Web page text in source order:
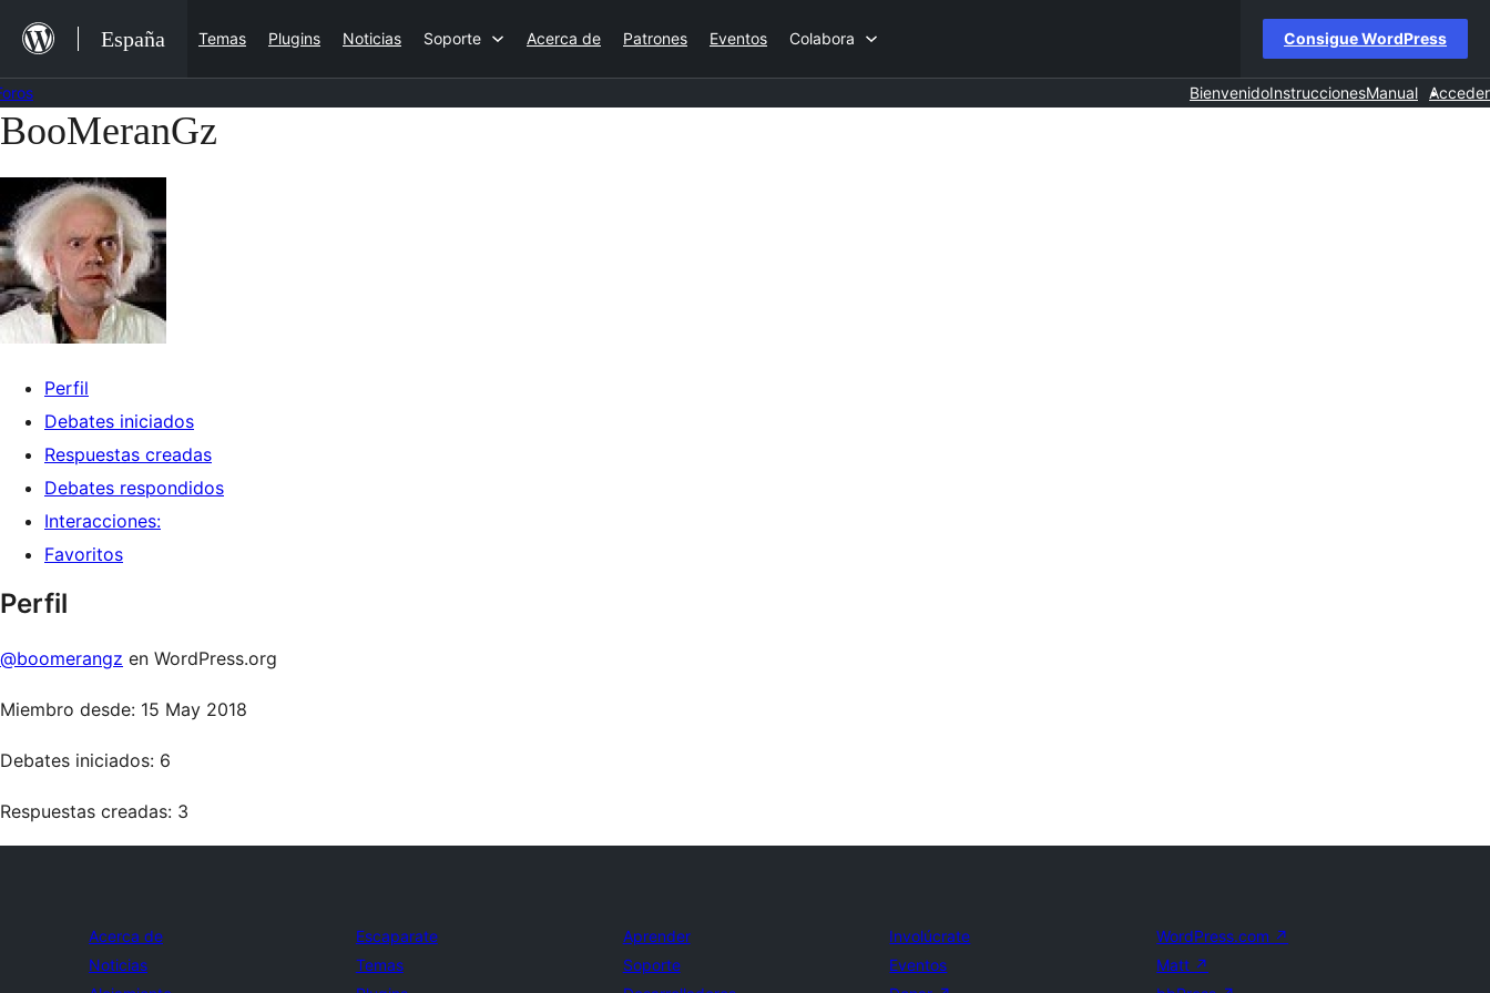
contenido
España Temas Plugins Noticias Soporte Acerca de Patrones Eventos Colabora Consigue WordPress
BienvenidoInstruccionesManual Acceder
Saltar
contenido
BooMeranGz
Perfil
Debates iniciados
Respuestas creadas
Debates respondidos
Interacciones:
Favoritos
Perfil
@boomerangz en WordPress.org
Miembro desde: 15 May 2018
Debates iniciados: 6
Respuestas creadas: 3
Acerca de
Noticias
Escaparate
Temas
Aprender
Soporte
Involúcrate
Eventos
WordPress.com ↗
Matt ↗